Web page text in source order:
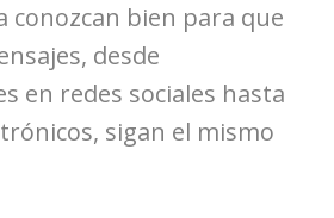
conozcan bien para que
desde
en redes sociales hasta
sigan el mismo